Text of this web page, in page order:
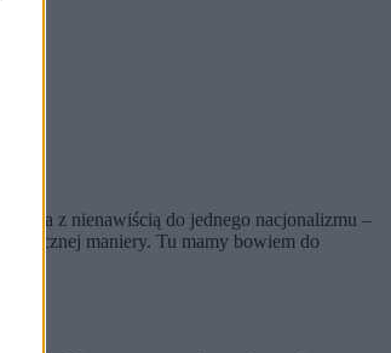
z nienawiścią do jednego nacjonalizmu –
maniery. Tu mamy bowiem do